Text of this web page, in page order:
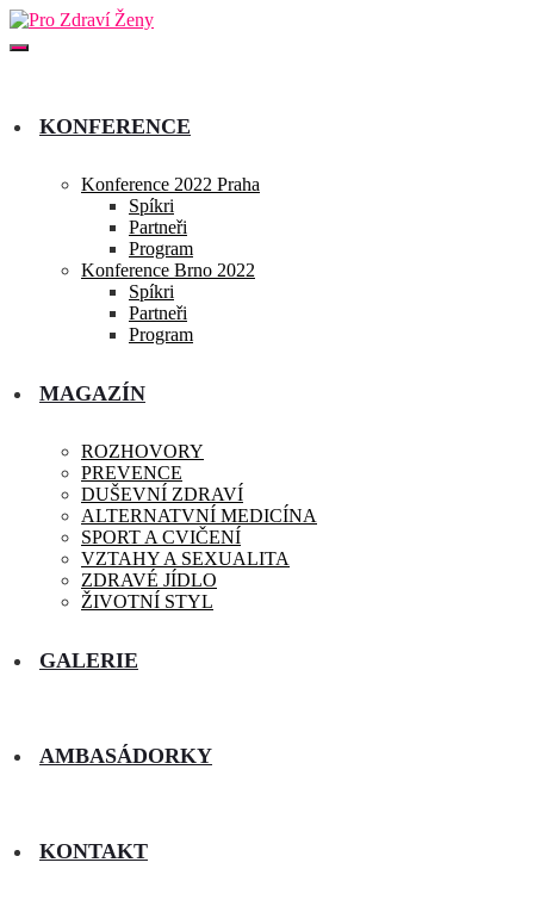
KONFERENCE
Konference 2022 Praha
Spíkri
Partneři
Program
Konference Brno 2022
Spíkri
Partneři
Program
MAGAZÍN
ROZHOVORY
PREVENCE
DUŠEVNÍ ZDRAVÍ
ALTERNATVNÍ MEDICÍNA
SPORT A CVIČENÍ
VZTAHY A SEXUALITA
ZDRAVÉ JÍDLO
ŽIVOTNÍ STYL
GALERIE
AMBASÁDORKY
KONTAKT